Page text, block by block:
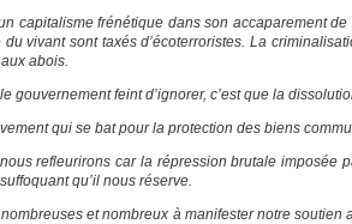
capitalisme frénétique dans son accaparement
du vivant sont taxés d’écoterroristes. La
abois.
gouvernement feint d’ignorer, c’est que la
qui se bat pour la protection des biens
refleurirons car la répression brutale imposée
qu’il nous réserve.
et nombreux à manifester notre